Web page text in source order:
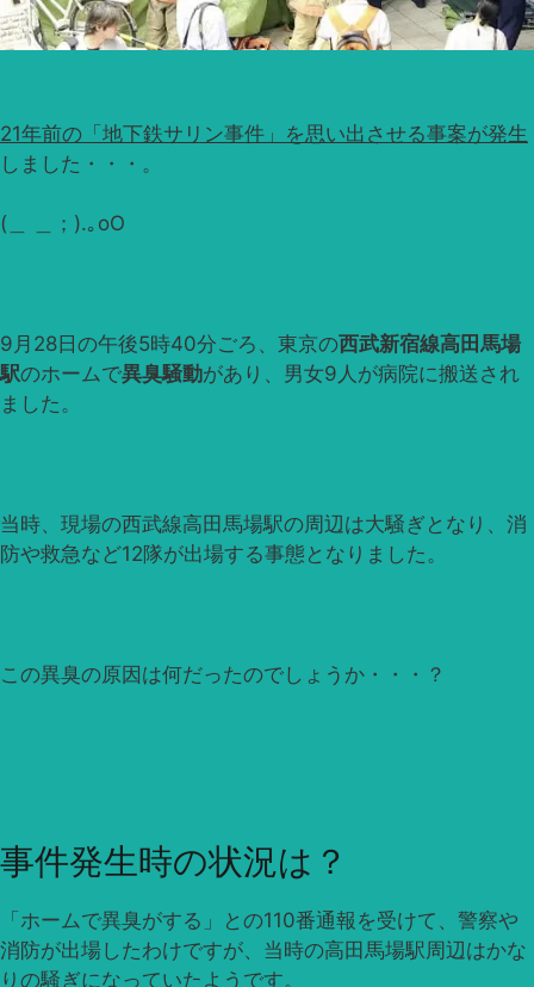
21年前の「地下鉄サリン事件」を思い出させる事案が発生
しました・・・。
(＿ ＿；).｡oO
9月28日の午後5時40分ごろ、東京の西武新宿線高田馬場
駅のホームで異臭騒動があり、男女9人が病院に搬送され
ました。
当時、現場の西武線高田馬場駅の周辺は大騒ぎとなり、消
防や救急など12隊が出場する事態となりました。
この異臭の原因は何だったのでしょうか・・・？
事件発生時の状況は？
「ホームで異臭がする」との110番通報を受けて、警察や
消防が出場したわけですが、当時の高田馬場駅周辺はかな
りの騒ぎになっていたようです。